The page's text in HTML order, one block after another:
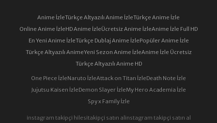
71. BÖLÜM 72. BÖLÜM
73. BÖLÜM 74. BÖLÜM
Anime İzleTürkçe Altyazılı Anime İzleTürkçe Anime İzle
Online Anime İzleHD Anime İzleÜcretsiz Anime İzleAnime İzle Full HD
En Yeni Anime İzleTürkçe Dublaj Anime İzlePopüler Anime İzle
Türkçe Altyazılı AnimeYeni Sezon Anime İzleAnime İzle Ücretsiz
Türkçe Altyazılı Anime HD
One Piece İzleNaruto İzleAttack on Titan İzleDeath Note İzle
Jujutsu Kaisen İzleDemon Slayer İzleMy Hero Academia İzle
Spy x Family İzle
instagram takipçi hilesitakipçi satın alinstagram takipçi satın al